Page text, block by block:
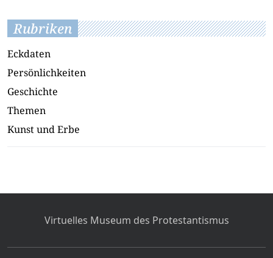
Rubriken
Eckdaten
Persönlichkeiten
Geschichte
Themen
Kunst und Erbe
Virtuelles Museum des Protestantismus